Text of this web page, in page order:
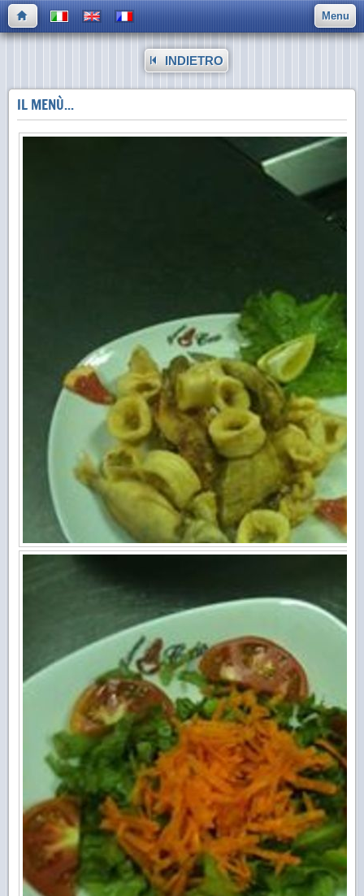
Menu
INDIETRO
IL MENÙ...